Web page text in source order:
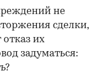
не
сделки,
отказ их
задуматься: